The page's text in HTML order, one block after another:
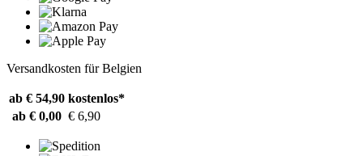
Versandkosten für Belgien
ab € 54,90 kostenlos*
ab € 0,00 € 6,90